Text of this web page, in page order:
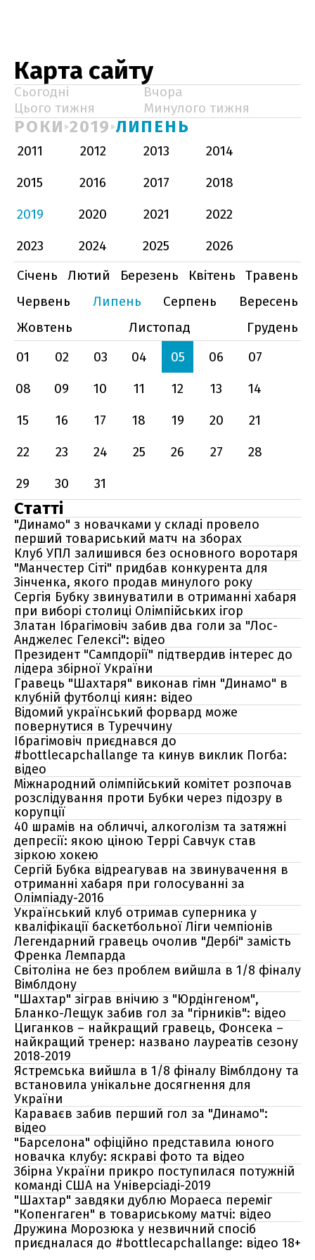
Карта сайту
Сьогодні
Вчора
Цього тижня
Минулого тижня
РОКИ 2019 ЛИПЕНЬ
2011 2012 2013
2014
2015
2016 2017
2018
2019
2020 2021
2022
2023
2024 2025
2026
Січень
Лютий Березень Квітень
Травень
Червень
Липень Серпень
Вересень
Жовтень
Листопад
Грудень
01
02 03 04 05 06
07
08
09 10 11 12 13
14
15
16 17 18 19 20
21
22
23 24 25 26 27
28
29
30 31
Статті
"Динамо" з новачками у складі провело
перший товариський матч на зборах
Клуб УПЛ залишився без основного воротаря
"Манчестер Сіті" придбав конкурента для
Зінченка, якого продав минулого року
Сергія Бубку звинуватили в отриманні хабаря
при виборі столиці Олімпійських ігор
Златан Ібрагімовіч забив два голи за "Лос-
Анджелес Гелексі": відео
Президент "Сампдорії" підтвердив інтерес до
лідера збірної України
Гравець "Шахтаря" виконав гімн "Динамо" в
клубній футболці киян: відео
Відомий український форвард може
повернутися в Туреччину
Ібрагімовіч приєднався до
#bottlecapchallange та кинув виклик Погба:
відео
Міжнародний олімпійський комітет розпочав
розслідування проти Бубки через підозру в
корупції
40 шрамів на обличчі, алкоголізм та затяжні
депресії: якою ціною Террі Савчук став
зіркою хокею
Сергій Бубка відреагував на звинувачення в
отриманні хабаря при голосуванні за
Олімпіаду-2016
Український клуб отримав суперника у
кваліфікації баскетбольної Ліги чемпіонів
Легендарний гравець очолив "Дербі" замість
Френка Лемпарда
Світоліна не без проблем вийшла в 1/8 фіналу
Вімблдону
"Шахтар" зіграв внічию з "Юрдінгеном",
Бланко-Лещук забив гол за "гірників": відео
Циганков – найкращий гравець, Фонсека –
найкращий тренер: названо лауреатів сезону
2018-2019
Ястремська вийшла в 1/8 фіналу Вімблдону та
встановила унікальне досягнення для
України
Караваєв забив перший гол за "Динамо":
відео
"Барселона" офіційно представила юного
новачка клубу: яскраві фото та відео
Збірна України прикро поступилася потужній
команді США на Універсіаді-2019
"Шахтар" завдяки дублю Мораеса переміг
"Копенгаген" в товариському матчі: відео
Дружина Морозюка у незвичний спосіб
приєдналася до #bottlecapchallange: відео 18+